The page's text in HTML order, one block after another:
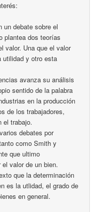
un debate sobre el
plantea dos teorías
valor. Una que el valor
utilidad y otro esta
avanza su análisis
sentido de la palabra
en la producción
de los trabajadores,
el trabajo.
debates por
como Smith y
que ultimo
valor de un bien.
que la determinación
es la utlidad, el grado de
en general.